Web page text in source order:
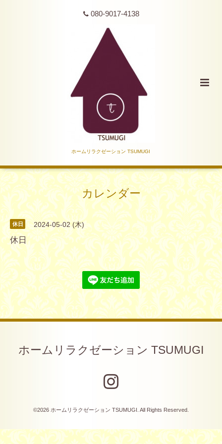
080-9017-4138
ホームリラクゼーション TSUMUGI
カレンダー
休日 2024-05-02 (木)
休日
ホームリラクゼーション TSUMUGI
©2026 ホームリラクゼーション TSUMUGI . All Rights Reserved.